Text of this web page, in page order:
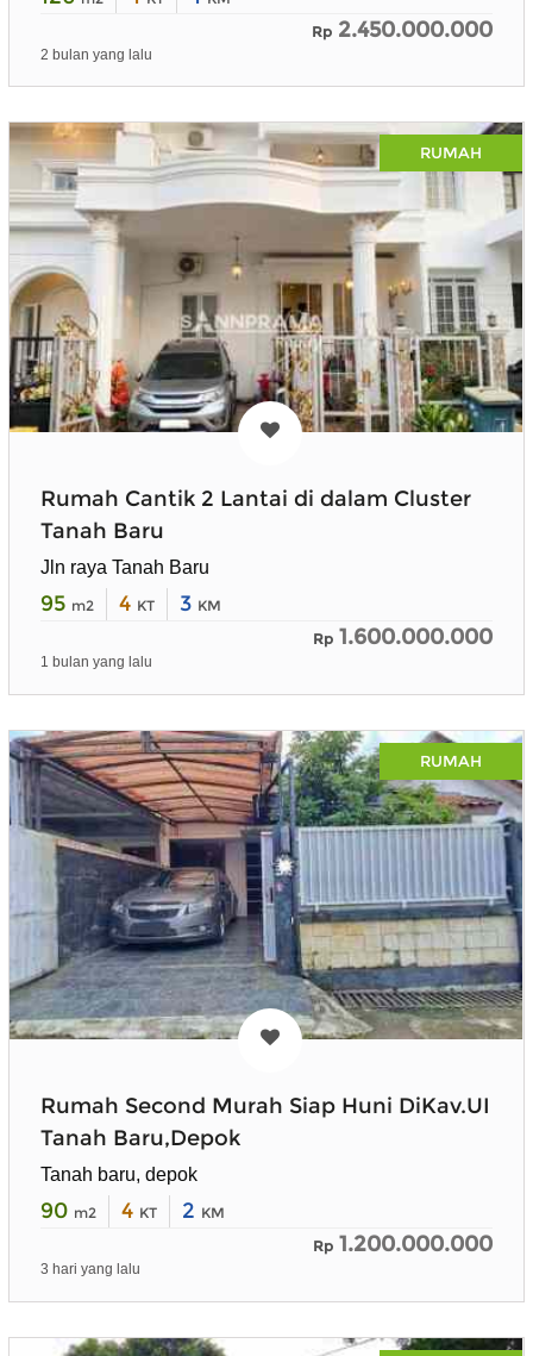
Rp 2.450.000.000
2 bulan yang lalu
RUMAH
Rumah Cantik 2 Lantai di dalam Cluster
Tanah Baru
Jln raya Tanah Baru
95 m2 4 KT 3 KM
Rp 1.600.000.000
1 bulan yang lalu
RUMAH
Rumah Second Murah Siap Huni DiKav.UI
Tanah Baru,Depok
Tanah baru, depok
90 m2 4 KT 2 KM
Rp 1.200.000.000
3 hari yang lalu